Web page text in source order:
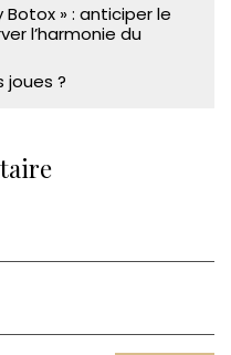
» : anticiper le
l’harmonie du
?